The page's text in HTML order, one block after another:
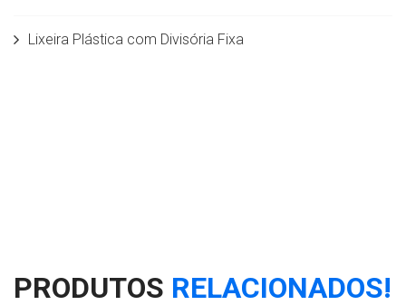
Lixeira Plástica com Divisória Fixa
Conjunto de Lixeiras para coleta seletiva com Suporte
PRODUTOS RELACIONADOS!